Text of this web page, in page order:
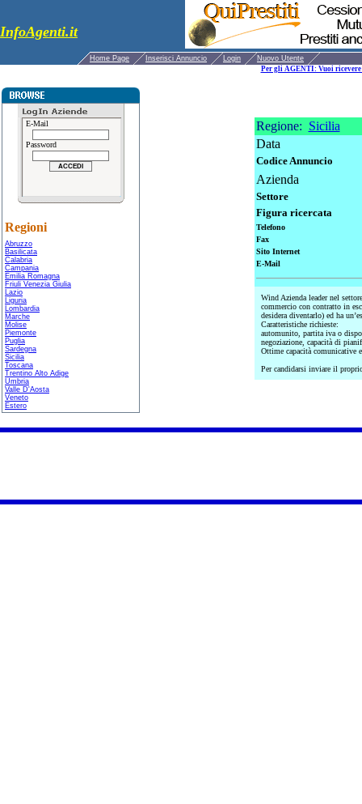
InfoAgenti.it
Home Page Inserisci Annuncio Login
Nuovo Utente
Per gli AGENTI: Vuoi
E-Mail
Password
Regioni
Abruzzo
Basilicata
Calabria
Campania
Emilia Romagna
Friuli Venezia Giulia
Lazio
Liguria
Lombardia
Marche
Molise
Piemonte
Puglia
Sardegna
Sicilia
Toscana
Trentino Alto Adige
Umbria
Valle D'Aosta
Veneto
Estero
Regione: Sicilia
Data
Codice Annuncio
Azienda
Settore
Figura ricercata
Telefono
Fax
Sito Internet
E-Mail
Wind Azienda leader nel
commercio con contratto in
desidera diventarlo) ed ha
Caratteristiche richieste:
automunito, partita iva o
negoziazione, capacità di
Ottime capacità comunicative
Per candidarsi inviare il